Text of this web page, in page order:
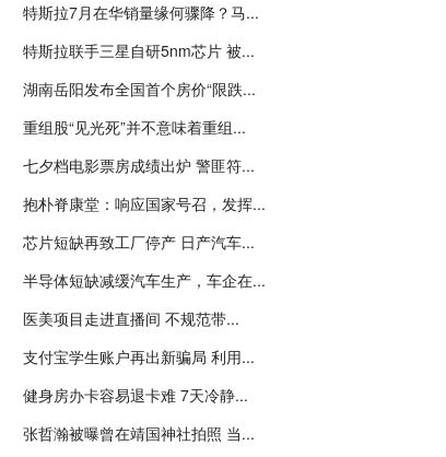
特斯拉7月在华销量缘何骤降？马...
特斯拉联手三星自研5nm芯片 被...
湖南岳阳发布全国首个房价“限跌...
重组股“见光死”并不意味着重组...
七夕档电影票房成绩出炉 警匪符...
抱朴脊康堂：响应国家号召，发挥...
芯片短缺再致工厂停产 日产汽车...
半导体短缺减缓汽车生产，车企在...
医美项目走进直播间 不规范带...
支付宝学生账户再出新骗局 利用...
健身房办卡容易退卡难 7天冷静...
张哲瀚被曝曾在靖国神社拍照 当...